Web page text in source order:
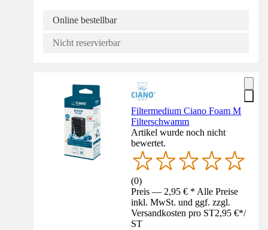
Online bestellbar
Nicht reservierbar
Filtermedium Ciano Foam M
Filterschwamm
Artikel wurde noch nicht
bewertet.
(0)
Preis — 2,95 € * Alle Preise
inkl. MwSt. und ggf. zzgl.
Versandkosten pro ST2,95 €*/
ST